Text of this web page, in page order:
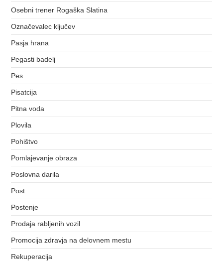
Osebni trener Rogaška Slatina
Označevalec ključev
Pasja hrana
Pegasti badelj
Pes
Pisatcija
Pitna voda
Plovila
Pohištvo
Pomlajevanje obraza
Poslovna darila
Post
Postenje
Prodaja rabljenih vozil
Promocija zdravja na delovnem mestu
Rekuperacija